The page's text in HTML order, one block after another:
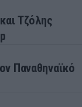
Τζόλης
Παναθηναϊκό